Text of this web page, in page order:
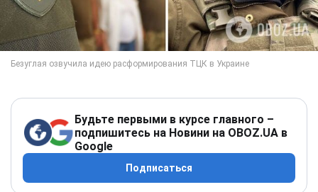
Будьте первыми в курсе главного –
подпишитесь на Новини на OBOZ.UA в
Google
Подписаться